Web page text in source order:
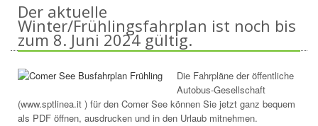
Der aktuelle
Winter/Frühlingsfahrplan ist noch bis
zum 8. Juni 2024 gültig.
Die Fahrpläne der öffentliche
Autobus-Gesellschaft
(www.sptlinea.it ) für den Comer See können Sie jetzt ganz bequem
als PDF öffnen, ausdrucken und in den Urlaub mitnehmen.